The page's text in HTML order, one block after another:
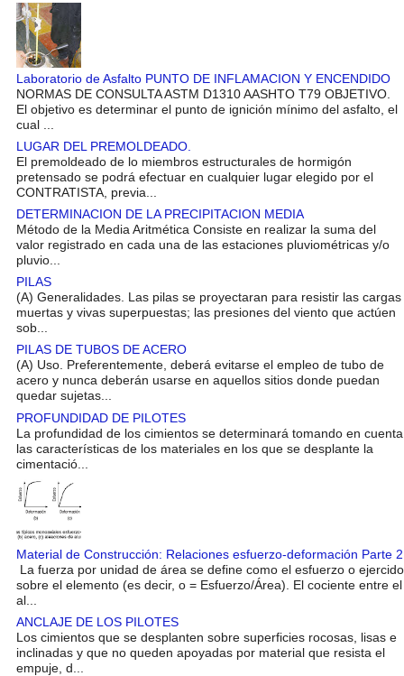
Laboratorio de Asfalto PUNTO DE INFLAMACION Y ENCENDIDO
NORMAS DE CONSULTA ASTM D1310 AASHTO T79 OBJETIVO.
El objetivo es determinar el punto de ignición mínimo del asfalto, el
cual ...
LUGAR DEL PREMOLDEADO.
El premoldeado de lo miembros estructurales de hormigón
pretensado se podrá efectuar en cualquier lugar elegido por el
CONTRATISTA, previa...
DETERMINACION DE LA PRECIPITACION MEDIA
Método de la Media Aritmética Consiste en realizar la suma del
valor registrado en cada una de las estaciones pluviométricas y/o
pluvio...
PILAS
(A) Generalidades. Las pilas se proyectaran para resistir las cargas
muertas y vivas superpuestas; las presiones del viento que actúen
sob...
PILAS DE TUBOS DE ACERO
(A) Uso. Preferentemente, deberá evitarse el empleo de tubo de
acero y nunca deberán usarse en aquellos sitios donde puedan
quedar sujetas...
PROFUNDIDAD DE PILOTES
La profundidad de los cimientos se determinará tomando en cuenta
las características de los materiales en los que se desplante la
cimentació...
Material de Construcción: Relaciones esfuerzo-deformación Parte 2
La fuerza por unidad de área se define como el esfuerzo o ejercido
sobre el elemento (es decir, o = Esfuerzo/Área). El cociente entre el
al...
ANCLAJE DE LOS PILOTES
Los cimientos que se desplanten sobre superficies rocosas, lisas e
inclinadas y que no queden apoyadas por material que resista el
empuje, d...